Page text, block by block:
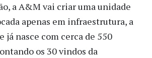
a A&M vai criar uma unidade
apenas em infraestrutura, a
já nasce com cerca de 550
os 30 vindos da